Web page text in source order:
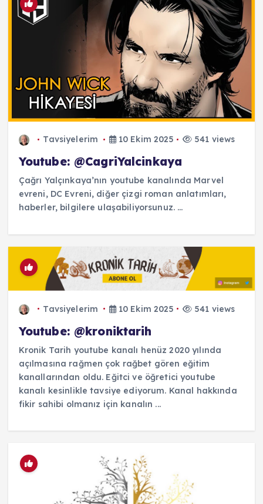
Tavsiyelerim 10 Ekim 2025 541 views
Youtube: @CagriYalcinkaya
Çağrı Yalçınkaya’nın youtube kanalında Marvel
evreni, DC Evreni, diğer çizgi roman anlatımları,
haberler, bilgilere ulaşabiliyorsunuz. ...
Tavsiyelerim 10 Ekim 2025 541 views
Youtube: @kroniktarih
Kronik Tarih youtube kanalı henüz 2020 yılında
açılmasına rağmen çok rağbet gören eğitim
kanallarından oldu. Eğitci ve öğretici youtube
kanalı kesinlikle tavsiye ediyorum. Kanal hakkında
fikir sahibi olmanız için kanalın ...